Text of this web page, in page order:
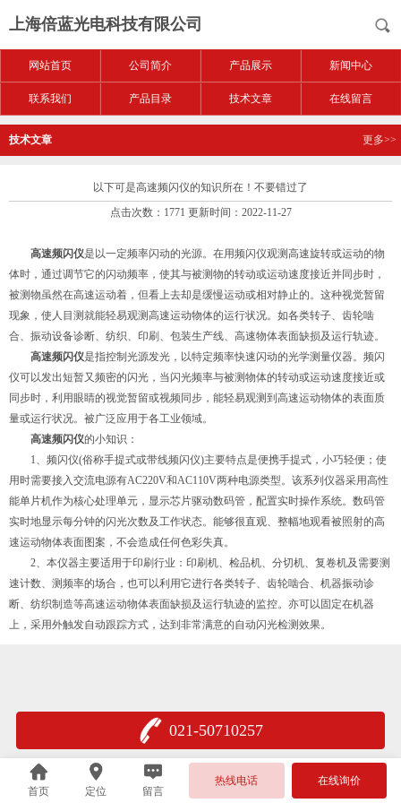
上海倍蓝光电科技有限公司
网站首页 公司简介 产品展示 新闻中心
联系我们 产品目录 技术文章 在线留言
技术文章 更多>>
以下可是高速频闪仪的知识所在！不要错过了
点击次数：1771 更新时间：2022-11-27
高速频闪仪是以一定频率闪动的光源。在用频闪仪观测高速旋转或运动的物
体时，通过调节它的闪动频率，使其与被测物的转动或运动速度接近并同步时，
被测物虽然在高速运动着，但看上去却是缓慢运动或相对静止的。这种视觉暂留
现象，使人目测就能轻易观测高速运动物体的运行状况。如各类转子、齿轮啮
合、振动设备诊断、纺织、印刷、包装生产线、高速物体表面缺损及运行轨迹。
高速频闪仪是指控制光源发光，以特定频率快速闪动的光学测量仪器。频闪
仪可以发出短暂又频密的闪光，当闪光频率与被测物体的转动或运动速度接近或
同步时，利用眼睛的视觉暂留或视频同步，能轻易观测到高速运动物体的表面质
量或运行状况。被广泛应用于各工业领域。
高速频闪仪的小知识：
1、频闪仪(俗称手提式或带线频闪仪)主要特点是便携手提式，小巧轻便；使
用时需要接入交流电源有AC220V和AC110V两种电源类型。该系列仪器采用高性
能单片机作为核心处理单元，显示芯片驱动数码管，配置实时操作系统。数码管
实时地显示每分钟的闪光次数及工作状态。能够很直观、整幅地观看被照射的高
速运动物体表面图案，不会造成任何色彩失真。
2、本仪器主要适用于印刷行业：印刷机、检品机、分切机、复卷机及需要测
速计数、测频率的场合，也可以利用它进行各类转子、齿轮啮合、机器振动诊
断、纺织制造等高速运动物体表面缺损及运行轨迹的监控。亦可以固定在机器
上，采用外触发自动跟踪方式，达到非常满意的自动闪光检测效果。
021-50710257
首页 定位 留言
热线电话 在线询价